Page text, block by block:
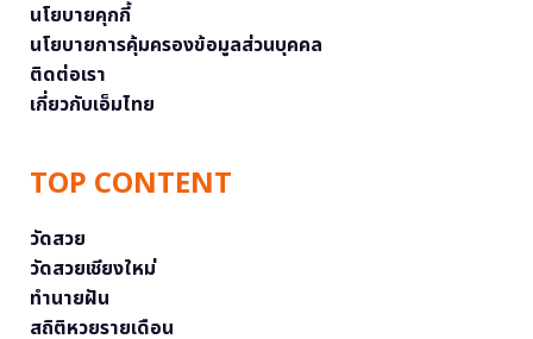
นโยบายคุกกี้
นโยบายการคุ้มครองข้อมูลส่วนบุคคล
ติดต่อเรา
เกี่ยวกับเอ็มไทย
TOP CONTENT
วัดสวย
วัดสวยเชียงใหม่
ทำนายฝัน
สถิติหวยรายเดือน